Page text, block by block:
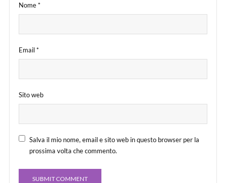
Nome*
Email*
Sito web
Salva il mio nome, email e sito web in questo browser per la
prossima volta che commento.